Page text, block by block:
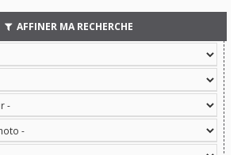
AFFINER MA RECHERCHE